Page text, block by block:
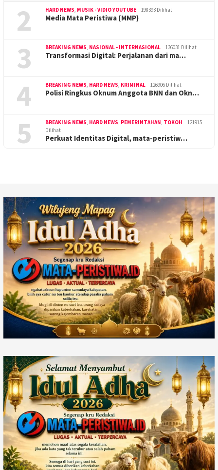
2 HARD NEWS, MUSIK - VIDIO YOUTUBE 198393 Dilihat
Media Mata Peristiwa (MMP)
3 BREAKING NEWS, NASIONAL - INTERNASIONAL 136031 Dilihat
Transformasi Digital: Perjalanan dari ma…
4 BREAKING NEWS, HARD NEWS, KRIMINAL 126906 Dilihat
Polisi Ringkus Oknum Anggota BNN dan Okn…
5 BREAKING NEWS, HARD NEWS, PEMERINTAHAN, TOKOH
121915
Dilihat
Perkuat Identitas Digital, mata-peristiw…